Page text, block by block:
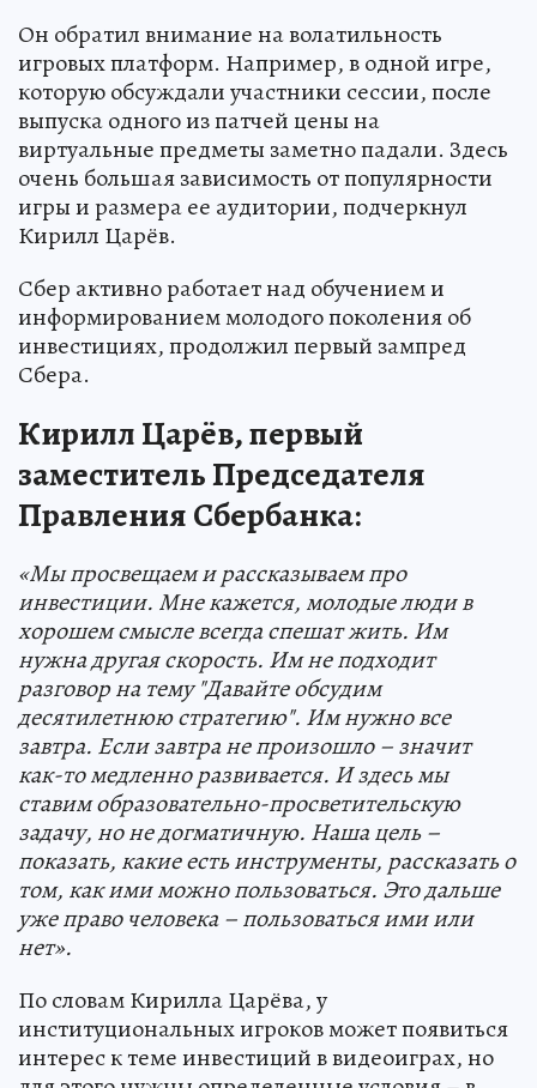
Он обратил внимание на волатильность
игровых платформ. Например, в одной игре,
которую обсуждали участники сессии, после
выпуска одного из патчей цены на
виртуальные предметы заметно падали. Здесь
очень большая зависимость от популярности
игры и размера ее аудитории, подчеркнул
Кирилл Царёв.
Сбер активно работает над обучением и
информированием молодого поколения об
инвестициях, продолжил первый зампред
Сбера.
Кирилл Царёв, первый
заместитель Председателя
Правления Сбербанка:
«Мы просвещаем и рассказываем про
инвестиции. Мне кажется, молодые люди в
хорошем смысле всегда спешат жить. Им
нужна другая скорость. Им не подходит
разговор на тему "Давайте обсудим
десятилетнюю стратегию". Им нужно все
завтра. Если завтра не произошло – значит
как-то медленно развивается. И здесь мы
ставим образовательно-просветительскую
задачу, но не догматичную. Наша цель –
показать, какие есть инструменты, рассказать о
том, как ими можно пользоваться. Это дальше
уже право человека – пользоваться ими или
нет».
По словам Кирилла Царёва, у
институциональных игроков может появиться
интерес к теме инвестиций в видеоиграх, но